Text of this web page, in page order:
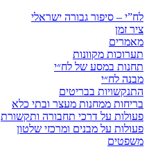
לח”י – סיפור גבורה ישראלי
ציר זמן
מאמרים
תערוכות מקוונות
תחנות במסע של לח״י
מבנה לח״י
התנקשויות בבריטים
בריחות ממחנות מעצר ובתי כלא
פעולות על דרכי תחבורה ותקשורת
פעולות על מבנים ומרכזי שלטון
משפטים